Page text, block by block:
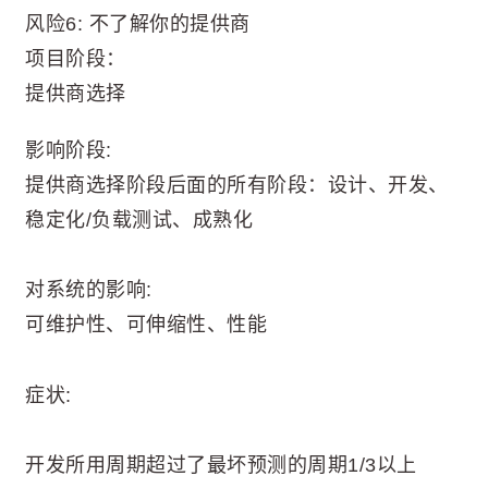
风险6: 不了解你的提供商
项目阶段：
提供商选择
影响阶段:
提供商选择阶段后面的所有阶段：设计、开发、
稳定化/负载测试、成熟化
对系统的影响:
可维护性、可伸缩性、性能
症状:
开发所用周期超过了最坏预测的周期1/3以上